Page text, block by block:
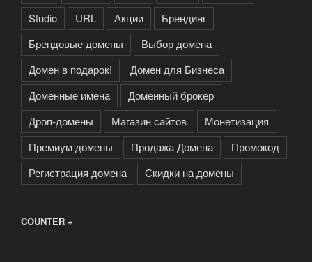
Studio
URL Акции
Брендинг
Брендовые домены
Выбор домена
Домен в подарок!
Домен для Бизнеса
Доменные имена
Доменный брокер
Дроп-домены
Магазин сайтов
Монетизация
Премиум домены
Продажа Домена
Промокод
Регистрация домена
Скидки на домены
COUNTER +